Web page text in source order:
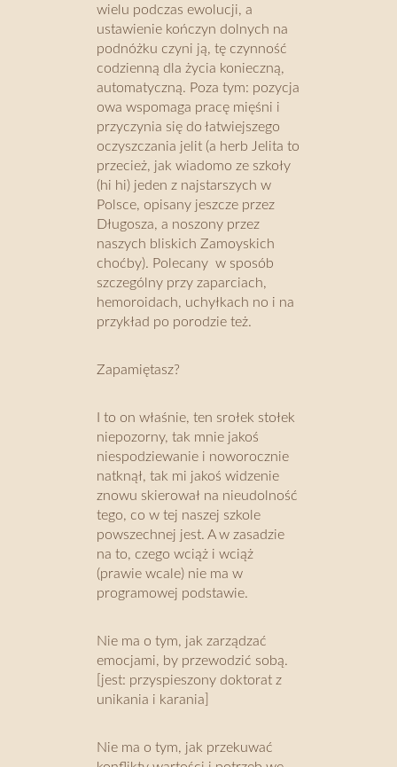
wielu podczas ewolucji, a
ustawienie kończyn dolnych na
podnóżku czyni ją, tę czynność
codzienną dla życia konieczną,
automatyczną. Poza tym: pozycja
owa wspomaga pracę mięśni i
przyczynia się do łatwiejszego
oczyszczania jelit (a herb Jelita to
przecież, jak wiadomo ze szkoły
(hi hi) jeden z najstarszych w
Polsce, opisany jeszcze przez
Długosza, a noszony przez
naszych bliskich Zamoyskich
choćby). Polecany w sposób
szczególny przy zaparciach,
hemoroidach, uchyłkach no i na
przykład po porodzie też.
Zapamiętasz?
I to on właśnie, ten srołek stołek
niepozorny, tak mnie jakoś
niespodziewanie i noworocznie
natknął, tak mi jakoś widzenie
znowu skierował na nieudolność
tego, co w tej naszej szkole
powszechnej jest. A w zasadzie
na to, czego wciąż i wciąż
(prawie wcale) nie ma w
programowej podstawie.
Nie ma o tym, jak zarządzać
emocjami, by przewodzić sobą.
[jest: przyspieszony doktorat z
unikania i karania]
Nie ma o tym, jak przekuwać